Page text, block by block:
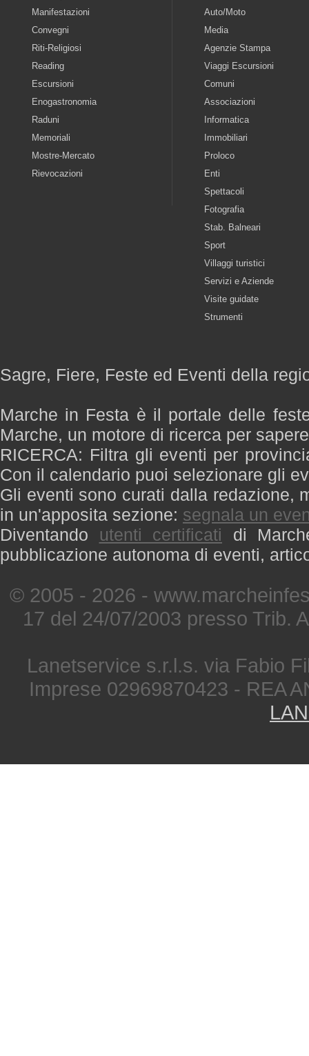
Manifestazioni
Convegni
Riti-Religiosi
Reading
Escursioni
Enogastronomia
Raduni
Memoriali
Mostre-Mercato
Rievocazioni
Auto/Moto
Media
Agenzie Stampa
Viaggi Escursioni
Comuni
Associazioni
Informatica
Immobiliari
Proloco
Enti
Spettacoli
Fotografia
Stab. Balneari
Sport
Villaggi turistici
Servizi e Aziende
Visite guidate
Strumenti
Sagre, Fiere, Feste ed Eventi della
Marche in Festa è il portale delle
Marche, un motore di ricerca per
RICERCA: Filtra gli eventi per
Con il calendario puoi selezionare gli
Gli eventi sono curati dalla redazione,
in un'apposita sezione: segnala un
Diventando utenti certificati di
pubblicazione autonoma di eventi,
© 2005 - 2026 -
17 del 24/07/2003 presso Trib.
Lanetservice s.r.l.s. via Fabio
Imprese 02969870423 - REA